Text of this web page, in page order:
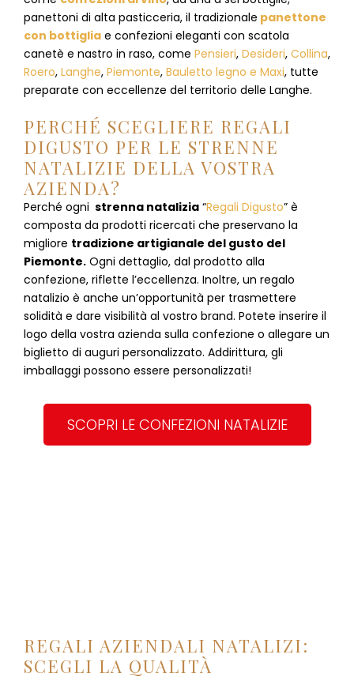
panettoni di alta pasticceria, il tradizionale panettone
con bottiglia e confezioni eleganti con scatola
canetè e nastro in raso, come Pensieri, Desideri, Collina,
Roero, Langhe, Piemonte, Bauletto legno e Maxi, tutte
preparate con eccellenze del territorio delle Langhe.
PERCHÉ SCEGLIERE REGALI
DIGUSTO PER LE STRENNE
NATALIZIE DELLA VOSTRA
AZIENDA?
Perché ogni strenna natalizia “Regali Digusto” è
composta da prodotti ricercati che preservano la
migliore tradizione artigianale del gusto del
Piemonte. Ogni dettaglio, dal prodotto alla
confezione, riflette l’eccellenza. Inoltre, un regalo
natalizio è anche un’opportunità per trasmettere
solidità e dare visibilità al vostro brand. Potete inserire il
logo della vostra azienda sulla confezione o allegare un
biglietto di auguri personalizzato. Addirittura, gli
imballaggi possono essere personalizzati!
SCOPRI LE CONFEZIONI NATALIZIE
REGALI AZIENDALI NATALIZI:
SCEGLI LA QUALITÀ